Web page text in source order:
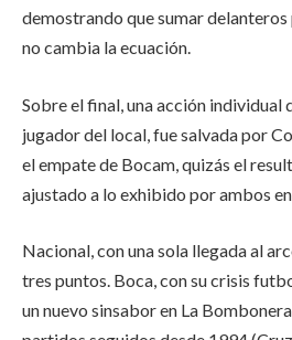
demostrando que sumar
no cambia la ecuación.
Sobre el final, una acción individual
jugador del local, fue salvada por
el empate de Bocam, quizás el
ajustado a lo exhibido por ambos
Nacional, con una sola llegada al
tres puntos. Boca, con su crisis
un nuevo sinsabor en La